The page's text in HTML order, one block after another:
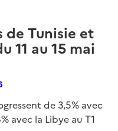
de Tunisie et
11 au 15 mai
de 3,5% avec
avec la Libye au T1